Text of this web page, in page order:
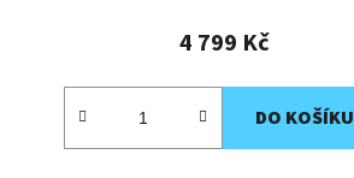
4 799 Kč
DO KOŠÍKU